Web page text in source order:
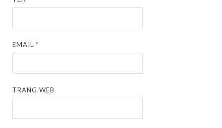
EMAIL*
TRANG WEB